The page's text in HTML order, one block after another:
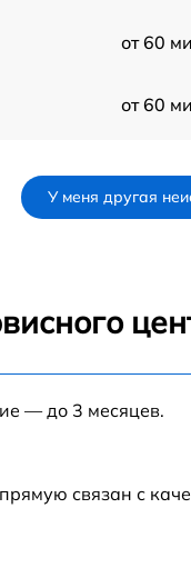
от 60
от 60
от 60
У меня другая
— до 3 месяцев.
связан с